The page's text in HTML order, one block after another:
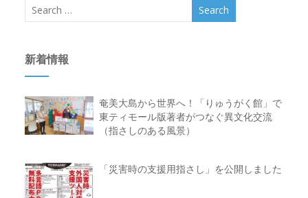
新着情報
奄美大島から世界へ！「りゅうがく館」で
東ティモール版著者がつなぐ異文化交流
（指さしのある風景）
「災害時の支援用指さし」を公開しました